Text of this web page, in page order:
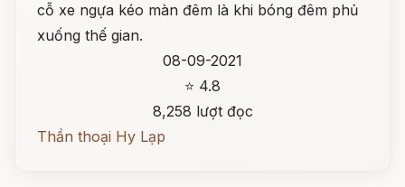
cỗ xe ngựa kéo màn đêm là khi bóng đêm phủ
xuống thế gian.
08-09-2021
⭐ 4.8
8,258 lượt đọc
Thần thoại Hy Lạp